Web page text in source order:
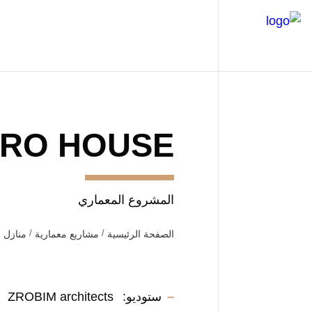
HOUSE
المشروع المعماري
الصفحة الرئيسية مشاريع معمارية
ستوديو:
ZROBIM architects